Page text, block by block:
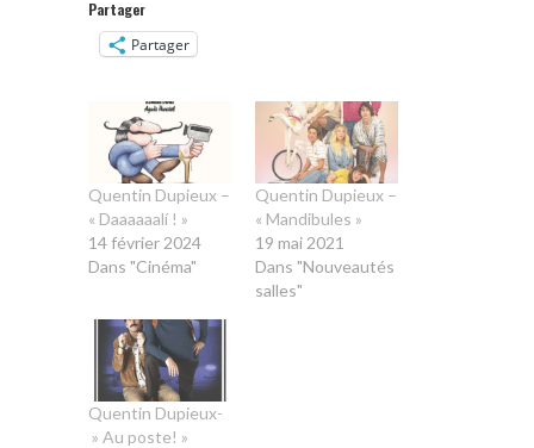
Partager
Partager
Quentin Dupieux –
« Daaaaaalí ! »
14 février 2024
Dans "Cinéma"
Quentin Dupieux –
« Mandibules »
19 mai 2021
Dans "Nouveautés
salles"
Quentin Dupieux-
» Au poste! »